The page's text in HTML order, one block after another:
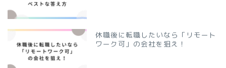
休職後に転職したいなら「リモート
ワーク可」の会社を狙え！